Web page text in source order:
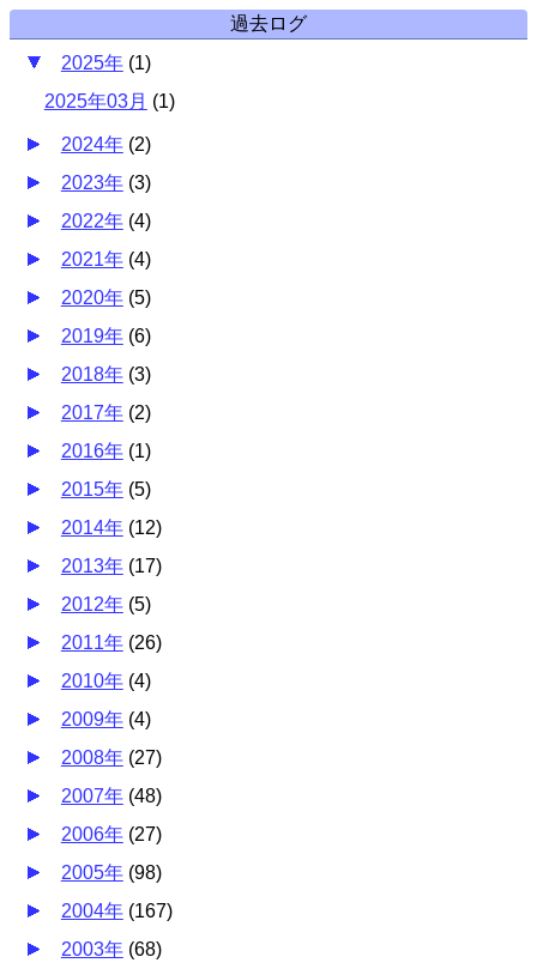
過去ログ
2025年 (1)
2025年03月 (1)
2024年 (2)
2023年 (3)
2022年 (4)
2021年 (4)
2020年 (5)
2019年 (6)
2018年 (3)
2017年 (2)
2016年 (1)
2015年 (5)
2014年 (12)
2013年 (17)
2012年 (5)
2011年 (26)
2010年 (4)
2009年 (4)
2008年 (27)
2007年 (48)
2006年 (27)
2005年 (98)
2004年 (167)
2003年 (68)